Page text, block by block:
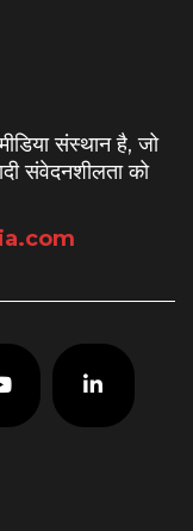
संस्थान है, जो
संवेदनशीलता को